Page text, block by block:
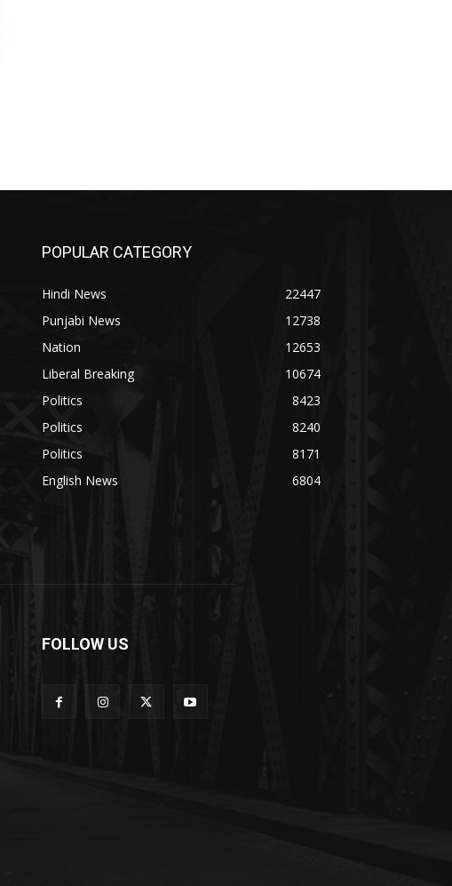
POPULAR CATEGORY
Hindi News
22447
Punjabi News
12738
Nation
12653
Liberal Breaking
10674
Politics
8423
Politics
8240
Politics
8171
English News
6804
FOLLOW US